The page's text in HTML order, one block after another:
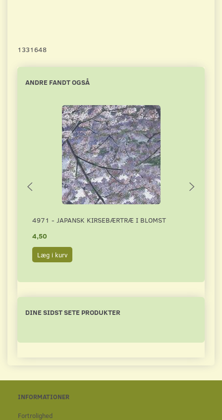
1331648
ANDRE FANDT OGSÅ
4971 - JAPANSK KIRSEBÆRTRÆ I BLOMST
4,50
Læg i kurv
DINE SIDST SETE PRODUKTER
INFORMATIONER
Fortrolighed